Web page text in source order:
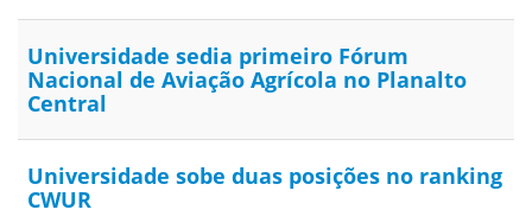
Universidade sedia primeiro Fórum
Nacional de Aviação Agrícola no Planalto
Central
Universidade sobe duas posições no ranking
CWUR